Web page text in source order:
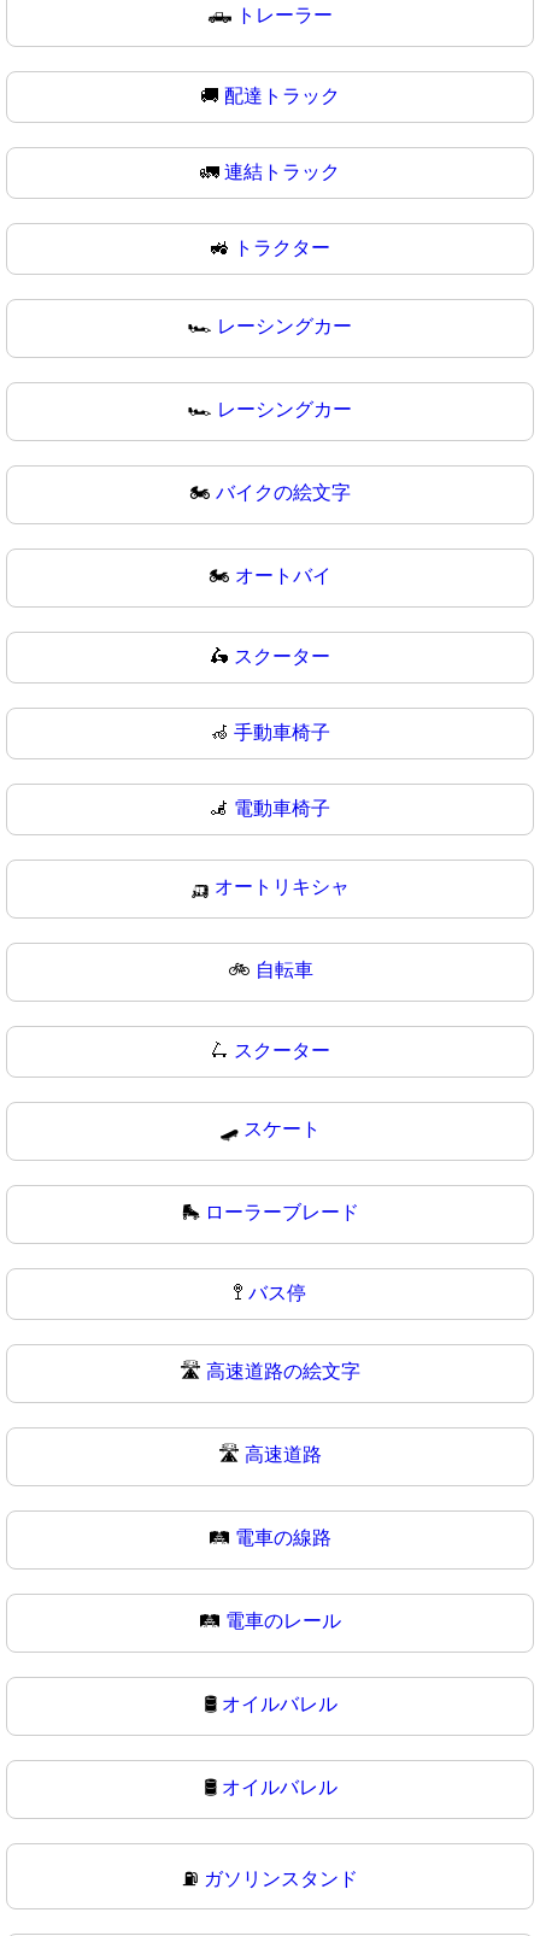
🛻 トレーラー
🚚 配達トラック
🚛 連結トラック
🚜 トラクター
🏎️ レーシングカー
🏎 レーシングカー
🏍️ バイクの絵文字
🏍 オートバイ
🛵 スクーター
🦽 手動車椅子
🦼 電動車椅子
🛺 オートリキシャ
🚲 自転車
🛴 スクーター
🛹 スケート
🛼 ローラーブレード
🚏 バス停
🛣️ 高速道路の絵文字
🛣 高速道路
🛤️ 電車の線路
🛤 電車のレール
🛢️ オイルバレル
🛢 オイルバレル
⛽ ガソリンスタンド